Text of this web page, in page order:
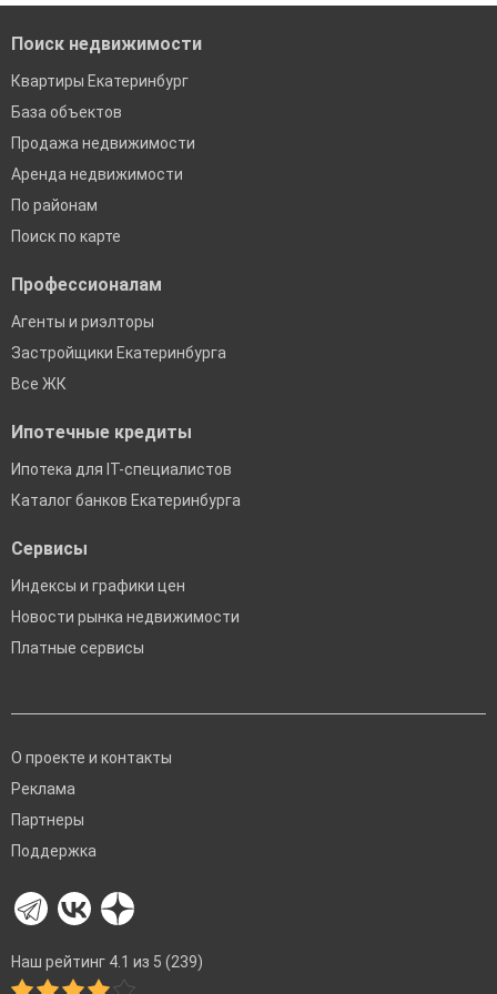
Поиск недвижимости
Квартиры Екатеринбург
База объектов
Продажа недвижимости
Аренда недвижимости
По районам
Поиск по карте
Профессионалам
Агенты и риэлторы
Застройщики Екатеринбурга
Все ЖК
Ипотечные кредиты
Ипотека для IT-специалистов
Каталог банков Екатеринбурга
Сервисы
Индексы и графики цен
Новости рынка недвижимости
Платные сервисы
О проекте и контакты
Реклама
Партнеры
Поддержка
Наш рейтинг 4.1 из 5 (239)